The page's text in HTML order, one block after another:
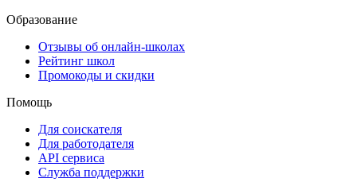
Образование
Отзывы об онлайн-школах
Рейтинг школ
Промокоды и скидки
Помощь
Для соискателя
Для работодателя
API сервиса
Служба поддержки